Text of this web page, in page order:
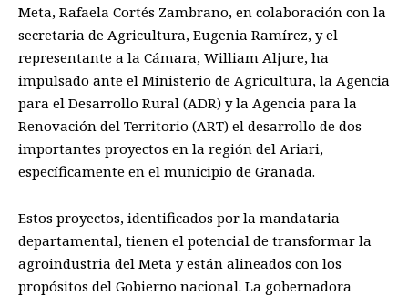
Meta, Rafaela Cortés Zambrano, en colaboración con la
secretaria de Agricultura, Eugenia Ramírez, y el
representante a la Cámara, William Aljure, ha
impulsado ante el Ministerio de Agricultura, la Agencia
para el Desarrollo Rural (ADR) y la Agencia para la
Renovación del Territorio (ART) el desarrollo de dos
importantes proyectos en la región del Ariari,
específicamente en el municipio de Granada.
Estos proyectos, identificados por la mandataria
departamental, tienen el potencial de transformar la
agroindustria del Meta y están alineados con los
propósitos del Gobierno nacional. La gobernadora